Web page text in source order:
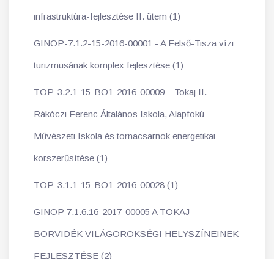
infrastruktúra-fejlesztése II. ütem (1)
GINOP-7.1.2-15-2016-00001 - A Felső-Tisza vízi
turizmusának komplex fejlesztése (1)
TOP-3.2.1-15-BO1-2016-00009 – Tokaj II.
Rákóczi Ferenc Általános Iskola, Alapfokú
Művészeti Iskola és tornacsarnok energetikai
korszerűsítése (1)
TOP-3.1.1-15-BO1-2016-00028 (1)
GINOP 7.1.6.16-2017-00005 A TOKAJ
BORVIDÉK VILÁGÖRÖKSÉGI HELYSZÍNEINEK
FEJLESZTÉSE (2)